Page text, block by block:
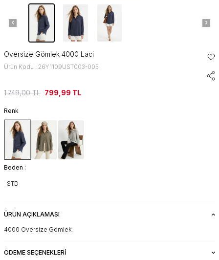
Oversize Gömlek 4000 Laci
Ürün Kodu : 26Y1109UST003-005
1.749,00TL 799,99 TL
Renk
Beden :
STD
ÜRÜN AÇIKLAMASI
4000 Oversize Gömlek
ÖDEME SEÇENEKLERI